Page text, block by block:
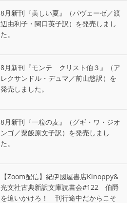
8月新刊『美しい夏』（パヴェーゼ／渡
辺由利子・関口英子訳）を発売しまし
た。
8月新刊『モンテ゠クリスト伯３』（ア
レクサンドル・デュマ／前山悠訳）を
発売しました。
8月新刊『一粒の麦』（グギ・ワ・ジオ
ンゴ／粟飯原文子訳）を発売しまし
た。
【Zoom配信】紀伊國屋書店Kinoppy&
光文社古典新訳文庫読書会#122 伯爵
を追いかけろ！ 刊行途中だからこそ